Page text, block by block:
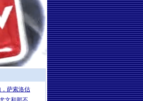
萨索洛估